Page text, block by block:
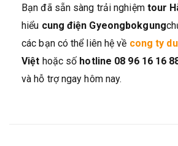
Bạn đã sẵn sàng trải nghiệmtour
hiểu cung điện Gyeongbokgung
các bạn có thể liên hệ về cong ty
Việt hoặc số hotline 08 96 16 16
và hỗ trợ ngay hôm nay.